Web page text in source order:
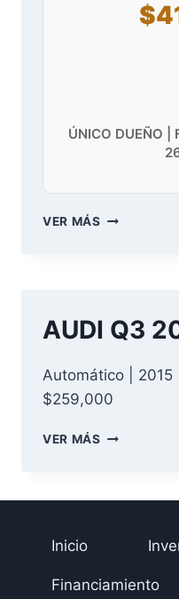
ÚNICO DUEÑO |
VER MÁS JEEP
AUDI Q3
Automático | 2015
$259,000
VER MÁS AUDI
Inicio
Financiamiento